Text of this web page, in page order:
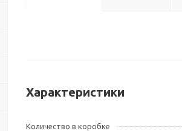
Характеристики
Количество в коробке